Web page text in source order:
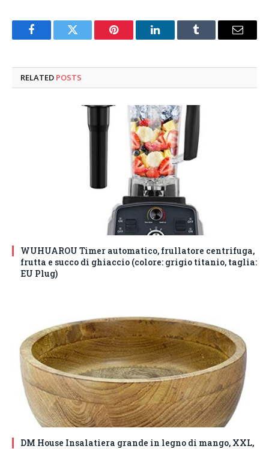
FacebookTwitter Pinterest LinkedInTumblr Email
RELATED POSTS
WUHUAROU Timer automatico, frullatore centrifuga,
frutta e succo di ghiaccio (colore: grigio titanio, taglia:
EU Plug)
DM House Insalatiera grande in legno di mango, XXL,